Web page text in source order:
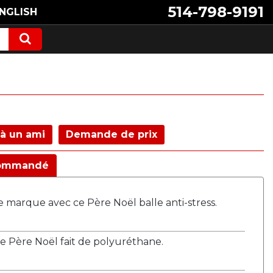
514-798-9191
un ami Demande de prix
avec ce Père Noël balle anti-stress.
Père Noël fait de polyuréthane.